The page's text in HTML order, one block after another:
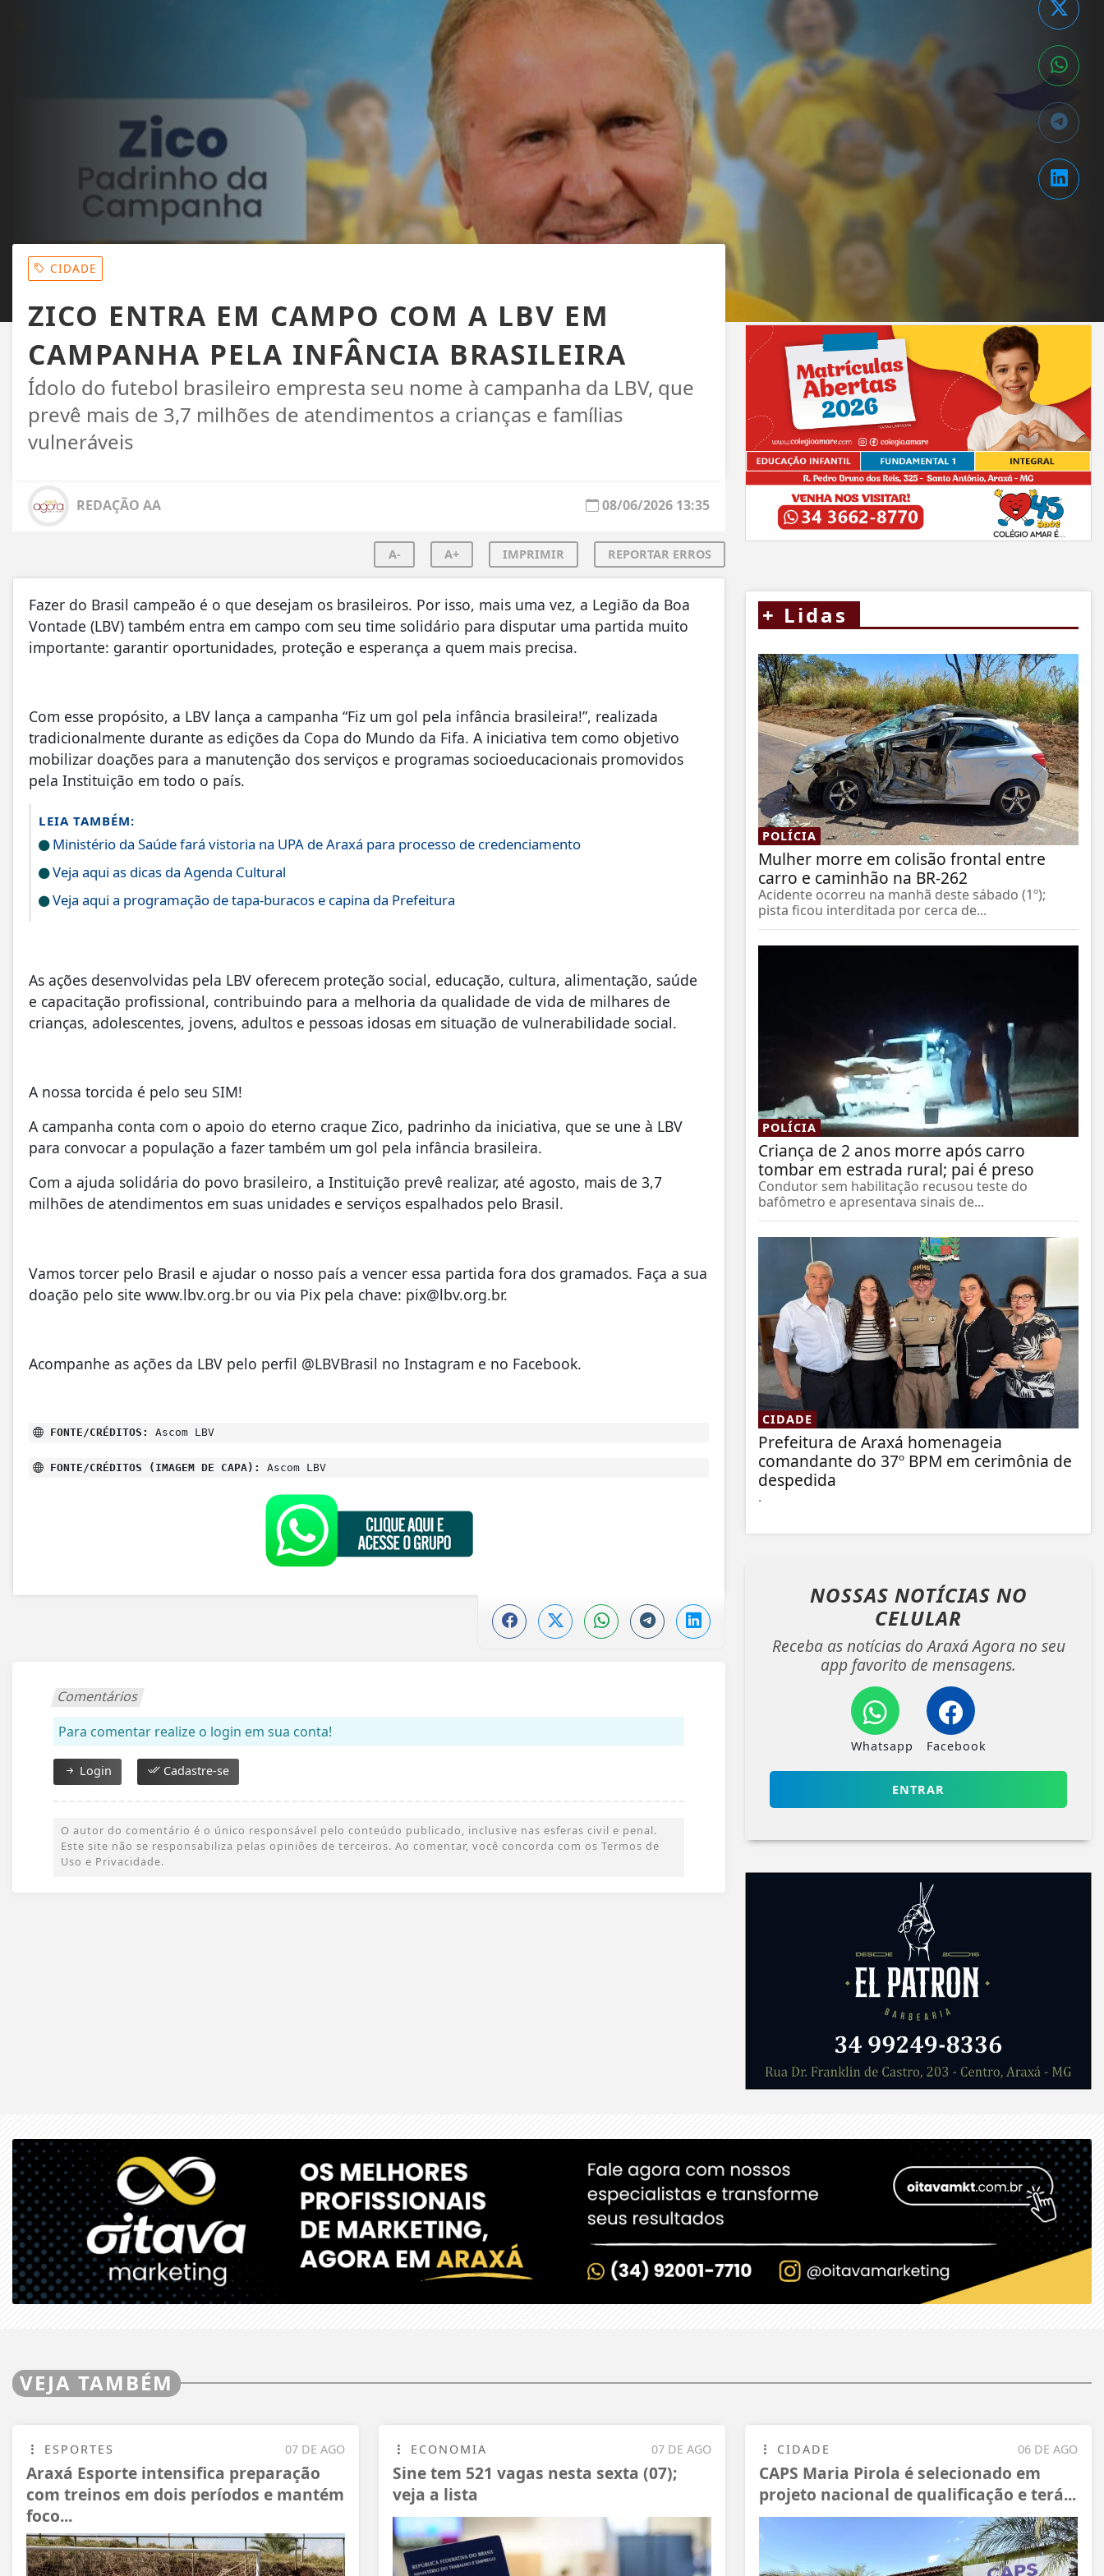
CIDADE
ZICO ENTRA EM CAMPO COM A LBV EM
CAMPANHA PELA INFÂNCIA BRASILEIRA
Ídolo do futebol brasileiro empresta seu nome à campanha da LBV, que
prevê mais de 3,7 milhões de atendimentos a crianças e famílias
vulneráveis
REDAÇÃO AA 08/06/2026 13:35
A- A+ IMPRIMIR REPORTAR ERROS
Fazer do Brasil campeão é o que desejam os brasileiros. Por isso, mais uma vez, a Legião da Boa
Vontade (LBV) também entra em campo com seu time solidário para disputar uma partida muito
importante: garantir oportunidades, proteção e esperança a quem mais precisa.
Com esse propósito, a LBV lança a campanha “Fiz um gol pela infância brasileira!”, realizada
tradicionalmente durante as edições da Copa do Mundo da Fifa. A iniciativa tem como objetivo
mobilizar doações para a manutenção dos serviços e programas socioeducacionais promovidos
pela Instituição em todo o país.
LEIA TAMBÉM:
Ministério da Saúde fará vistoria na UPA de Araxá para processo de credenciamento
Veja aqui as dicas da Agenda Cultural
Veja aqui a programação de tapa-buracos e capina da Prefeitura
As ações desenvolvidas pela LBV oferecem proteção social, educação, cultura, alimentação, saúde
e capacitação profissional, contribuindo para a melhoria da qualidade de vida de milhares de
crianças, adolescentes, jovens, adultos e pessoas idosas em situação de vulnerabilidade social.
A nossa torcida é pelo seu SIM!
A campanha conta com o apoio do eterno craque Zico, padrinho da iniciativa, que se une à LBV
para convocar a população a fazer também um gol pela infância brasileira.
Com a ajuda solidária do povo brasileiro, a Instituição prevê realizar, até agosto, mais de 3,7
milhões de atendimentos em suas unidades e serviços espalhados pelo Brasil.
Vamos torcer pelo Brasil e ajudar o nosso país a vencer essa partida fora dos gramados. Faça a sua
doação pelo site www.lbv.org.br ou via Pix pela chave: pix@lbv.org.br.
Acompanhe as ações da LBV pelo perfil @LBVBrasil no Instagram e no Facebook.
FONTE/CRÉDITOS: Ascom LBV
FONTE/CRÉDITOS (IMAGEM DE CAPA): Ascom LBV
Comentários
Para comentar realize o login em sua conta!
Login Cadastre-se
O autor do comentário é o único responsável pelo conteúdo publicado, inclusive nas esferas civil e penal.
Este site não se responsabiliza pelas opiniões de terceiros. Ao comentar, você concorda com os Termos de
Uso e Privacidade.
+ Lidas
POLÍCIA
Mulher morre em colisão frontal entre
carro e caminhão na BR-262
Acidente ocorreu na manhã deste sábado (1º);
pista ficou interditada por cerca de...
POLÍCIA
Criança de 2 anos morre após carro
tombar em estrada rural; pai é preso
Condutor sem habilitação recusou teste do
bafômetro e apresentava sinais de...
CIDADE
Prefeitura de Araxá homenageia
comandante do 37º BPM em cerimônia de
despedida
.
NOSSAS NOTÍCIAS NO
CELULAR
Receba as notícias do Araxá Agora no seu
app favorito de mensagens.
Whatsapp Facebook
ENTRAR
VEJA TAMBÉM
07 DE AGO
ESPORTES
Araxá Esporte intensifica preparação
com treinos em dois períodos e mantém
foco...
07 DE AGO
ECONOMIA
Sine tem 521 vagas nesta sexta (07);
veja a lista
06 DE AGO
CIDADE
CAPS Maria Pirola é selecionado em
projeto nacional de qualificação e terá...